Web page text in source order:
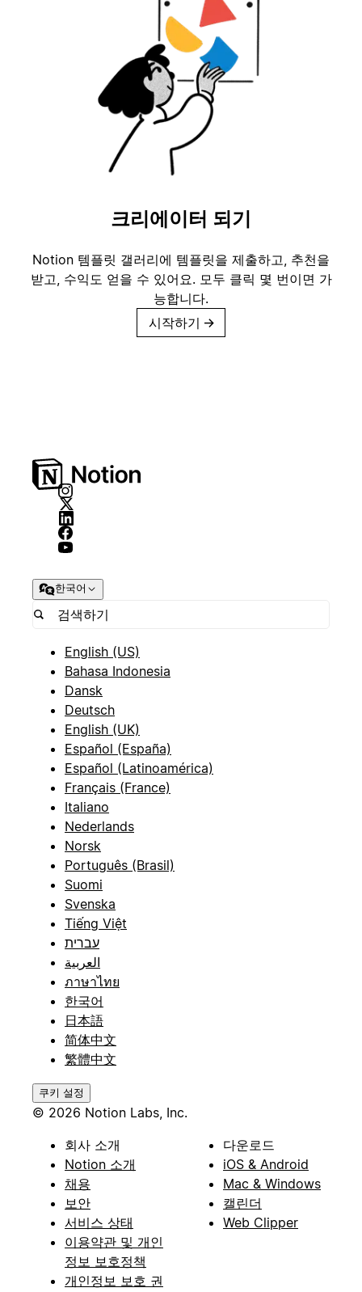
크리에이터 되기
Notion 템플릿 갤러리에 템플릿을 제출하고, 추천을
받고, 수익도 얻을 수 있어요. 모두 클릭 몇 번이면 가
능합니다.
시작하기 →
한국어
English (US)
Bahasa Indonesia
Dansk
Deutsch
English (UK)
Español (España)
Español (Latinoamérica)
Français (France)
Italiano
Nederlands
Norsk
Português (Brasil)
Suomi
Svenska
Tiếng Việt
עברית
العربية
ภาษาไทย
한국어
日本語
简体中文
繁體中文
쿠키 설정
© 2026 Notion Labs, Inc.
회사 소개
Notion 소개
채용
보안
서비스 상태
이용약관 및 개인
정보 보호정책
개인정보 보호 권
다운로드
iOS & Android
Mac & Windows
캘린더
Web Clipper